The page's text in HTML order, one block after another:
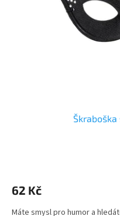
62 Kč
Máte smysl pro humor a